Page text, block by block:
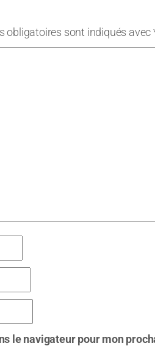
obligatoires sont indiqués avec
le navigateur pour mon